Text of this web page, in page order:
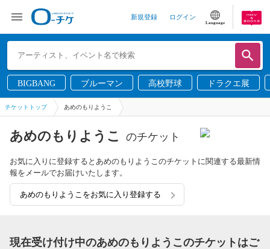
新規登録 ログイン
Language
BIGBANG ブルーマン 高校野球 ドラクエ展
チケットトップ あめのもりようこ
あめのもりようこ のチケット
お気に入りに登録するとあめのもりようこのチケットに関連する最新情
報をメールでお届けいたします。
あめのもりようこをお気に入り登録する
現在受け付け中のあめのもりようこのチケットはご